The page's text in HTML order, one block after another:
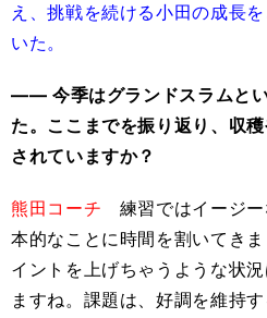
え、挑戦を続ける小田の成長
いた。
―― 今季はグランドスラムと
た。ここまでを振り返り、収
されていますか？
熊田コーチ 練習ではイージー
本的なことに時間を割いてき
イントを上げちゃうような状
ますね。課題は、好調を維持